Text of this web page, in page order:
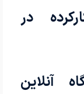
در
آنلاین